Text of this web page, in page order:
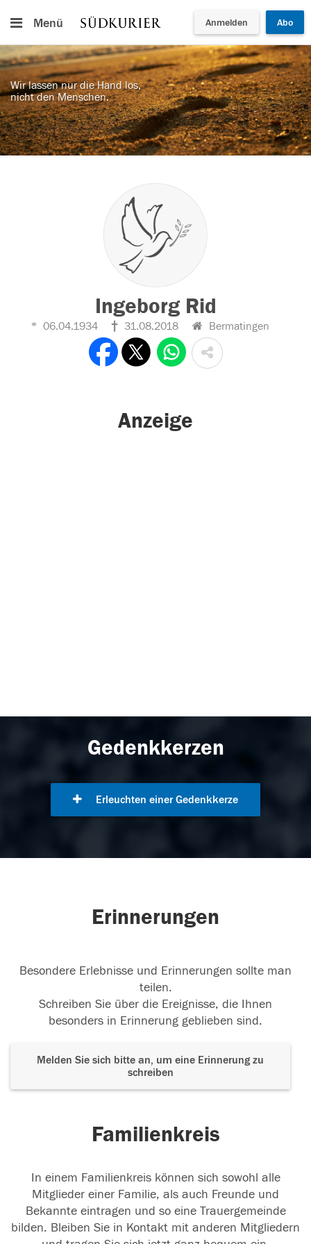
Menü Anmelden Abo
Wir lassen nur die Hand los,
nicht den Menschen.
Ingeborg Rid
06.04.1934 31.08.2018 Bermatingen
Anzeige
Gedenkkerzen
Erleuchten einer Gedenkkerze
Erinnerungen
Besondere Erlebnisse und Erinnerungen sollte man
teilen.
Schreiben Sie über die Ereignisse, die Ihnen
besonders in Erinnerung geblieben sind.
Melden Sie sich bitte an, um eine Erinnerung zu
schreiben
Familienkreis
In einem Familienkreis können sich sowohl alle
Mitglieder einer Familie, als auch Freunde und
Bekannte eintragen und so eine Trauergemeinde
bilden. Bleiben Sie in Kontakt mit anderen Mitgliedern